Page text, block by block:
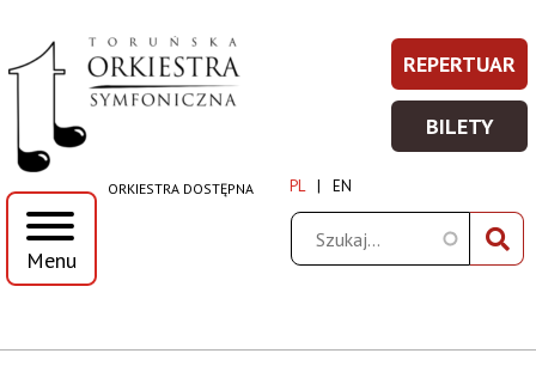
Bilety
na
drugą
połowę
47.
sezonu
Przejdź
do
Przejdź
do
Przejdź
do
wyszukiwania
Przejdź
do
stopki
ORKIESTRA DOSTĘPNA PL EN
Szukaj
Menu
Prawe
Top
Menu
REPERTUAR
-
WIĘCEJ
BILETY
BILETY